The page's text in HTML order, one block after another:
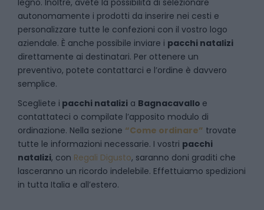
legno. Inoltre, avete la possibilità di selezionare
autonomamente i prodotti da inserire nei cesti e
personalizzare tutte le confezioni con il vostro logo
aziendale. È anche possibile inviare i pacchi natalizi
direttamente ai destinatari. Per ottenere un
preventivo, potete contattarci e l’ordine è davvero
semplice.
Scegliete i pacchi natalizi a Bagnacavallo e
contattateci o compilate l’apposito modulo di
ordinazione. Nella sezione “Come ordinare” trovate
tutte le informazioni necessarie. I vostri pacchi
natalizi, con Regali Digusto, saranno doni graditi che
lasceranno un ricordo indelebile. Effettuiamo spedizioni
in tutta Italia e all’estero.